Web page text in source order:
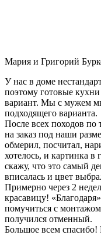
Мария и Григорий
У нас в доме
поэтому готовые
вариант. Мы с мужем
подходящего варианта.
После всех походов
на заказ под наши
обмерил, посчитал,
хотелось, и картинка в
скажу, что это самый
вписалась и цвет
Примерно через 2
красавицу!
помучиться с
получился отменный.
Большое всем